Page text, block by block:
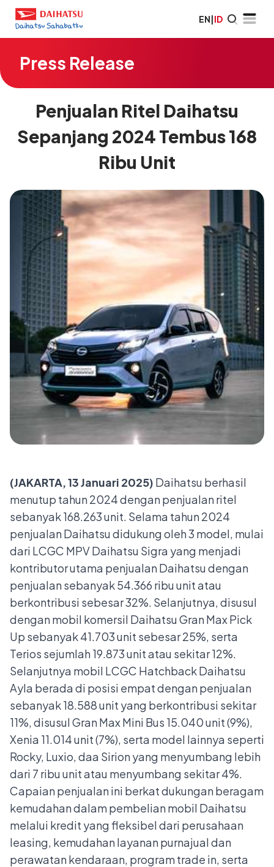
EN|ID
Press Release
Penjualan Ritel Daihatsu
Sepanjang 2024 Tembus 168
Ribu Unit
(JAKARTA, 13 Januari 2025) Daihatsu berhasil
menutup tahun 2024 dengan penjualan ritel
sebanyak 168.263 unit. Selama tahun 2024
penjualan Daihatsu didukung oleh 3 model, mulai
dari LCGC MPV Daihatsu Sigra yang menjadi
kontributor utama penjualan Daihatsu dengan
penjualan sebanyak 54.366 ribu unit atau
berkontribusi sebesar 32%. Selanjutnya, disusul
dengan mobil komersil Daihatsu Gran Max Pick
Up sebanyak 41.703 unit sebesar 25%, serta
Terios sejumlah 19.873 unit atau sekitar 12%.
Selanjutnya mobil LCGC Hatchback Daihatsu
Ayla berada di posisi empat dengan penjualan
sebanyak 18.588 unit yang berkontribusi sekitar
11%, disusul Gran Max Mini Bus 15.040 unit (9%),
Xenia 11.014 unit (7%), serta model lainnya seperti
Rocky, Luxio, daa Sirion yang menyumbang lebih
dari 7 ribu unit atau menyumbang sekitar 4%.
Capaian penjualan ini berkat dukungan beragam
kemudahan dalam pembelian mobil Daihatsu
melalui kredit yang fleksibel dari perusahaan
leasing, kemudahan layanan purnajual dan
perawatan kendaraan, program trade in, serta